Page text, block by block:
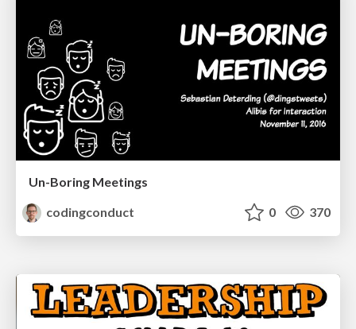
Un-Boring Meetings
codingconduct
0 370